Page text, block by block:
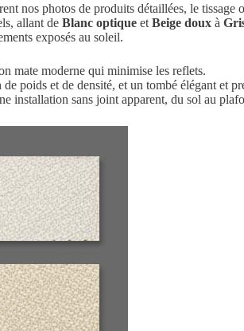
nos photos de produits détaillées, le
allant de Blanc optique et Beige doux à
exposés au soleil.
mate moderne qui minimise les reflets.
poids et de densité, et un tombé élégant et
installation sans joint apparent, du sol au